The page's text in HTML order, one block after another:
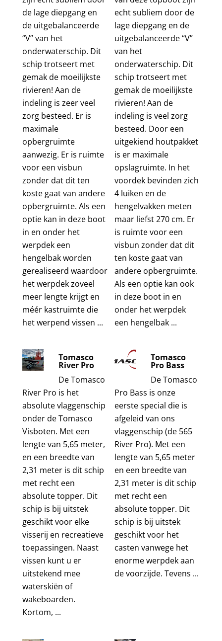
de lage diepgang en
de uitgebalanceerde
“V” van het
onderwaterschip. Dit
schip trotseert met
gemak de moeilijkste
rivieren! Aan de
indeling is zeer veel
zorg besteed. Er is
maximale
opbergruimte
aanwezig. Er is ruimte
voor een visbun
zonder dat dit ten
koste gaat van andere
opbergruimte. Als een
optie kan in deze boot
in en onder het
werpdek een
hengelbak worden
gerealiseerd waardoor
het werpdek zoveel
meer lengte krijgt en
méér kastruimte die
het werpend vissen ...
echt subliem door de
lage diepgang en de
uitgebalanceerde “V”
van het
onderwaterschip. Dit
schip trotseert met
gemak de moeilijkste
rivieren! Aan de
indeling is veel zorg
besteed. Door een
uitgekiend houtpakket
is er maximale
opslagruimte. In het
voordek bevinden zich
4 luiken en de
hengelvakken meten
maar liefst 270 cm. Er
is ruimte voor een
visbun zonder dat dit
ten koste gaat van
andere opbergruimte.
Als een optie kan ook
in deze boot in en
onder het werpdek
een hengelbak ...
Tomasco
River Pro
De Tomasco
River Pro is het
absolute vlaggenschip
onder de Tomasco
Visboten. Met een
lengte van 5,65 meter,
en een breedte van
2,31 meter is dit schip
met recht een
absolute topper. Dit
schip is bij uitstek
geschikt voor elke
visserij en recreatieve
toepassingen. Naast
vissen kunt u er
uitstekend mee
waterskiën of
wakeboarden.
Kortom, ...
Tomasco
Pro Bass
De Tomasco
Pro Bass is onze
eerste special die is
afgeleid van ons
vlaggenschip (de 565
River Pro). Met een
lengte van 5,65 meter
en een breedte van
2,31 meter is dit schip
met recht een
absolute topper. Dit
schip is bij uitstek
geschikt voor het
casten vanwege het
enorme werpdek aan
de voorzijde. Tevens ...